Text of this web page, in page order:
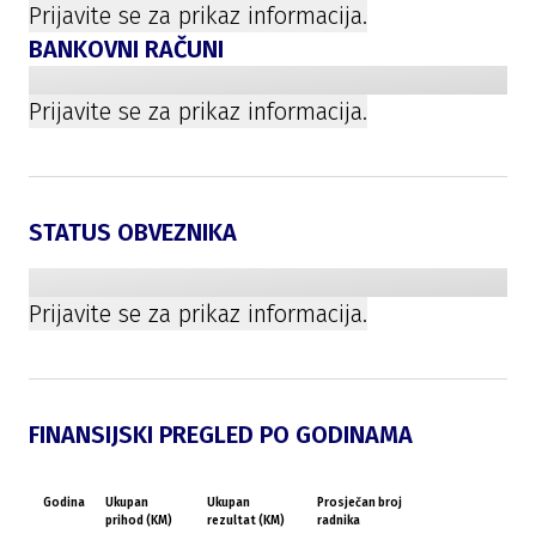
Prijavite se za prikaz informacija.
BANKOVNI RAČUNI
Prijavite se za prikaz informacija.
STATUS OBVEZNIKA
Prijavite se za prikaz informacija.
FINANSIJSKI PREGLED PO GODINAMA
Godina
Ukupan
prihod (KM)
Ukupan
rezultat (KM)
Prosječan broj
radnika